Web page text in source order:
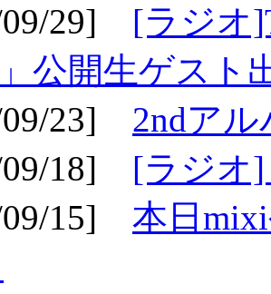
09/29] [ラジオ
公開生ゲスト
09/23] 2ndア
09/18] [ラジオ
09/15] 本日